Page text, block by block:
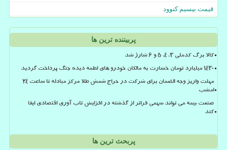
قیمت بیسیم کنوود
پربیننده ترین ها
کالا برگ کدملی 3، 4، 5 و 6 شارژ شد
۱۴۳۰ میلیارد تومان خسارت به مالکان خودرو های لطمه دیده جنگ پرداخت گردید
مهلت واریز وجه الضمان برای شرکت در حراج شمش طلا مرکز مبادله تا ساعت ۲۴
امشب
صنعت بیمه می تواند سهمی فراتر از گذشته در افزایش تاب آوری اقتصادی ایفا
کند
پربحث ترین ها